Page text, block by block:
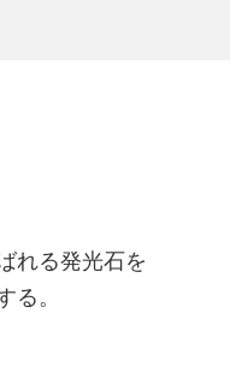
れる発光石を
る。